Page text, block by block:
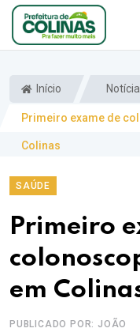
Início
Primeiro exame de
Colinas
SAÚDE
Primeiro
em
PUBLICADO POR: JOÃO